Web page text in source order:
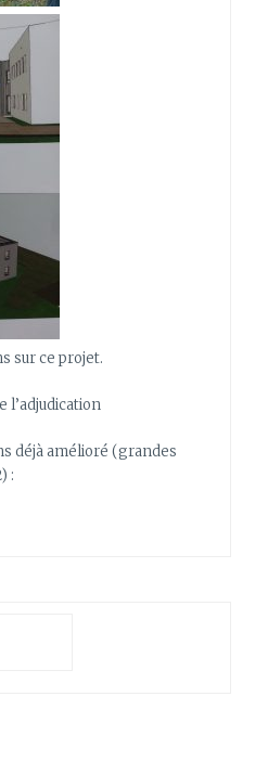
sur ce projet.
l’adjudication
déjà amélioré (grandes
: